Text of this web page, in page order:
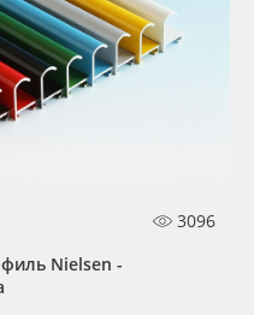
3096
Nielsen -